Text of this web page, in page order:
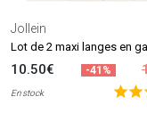
Jollein
10.50€ -41%
En stock